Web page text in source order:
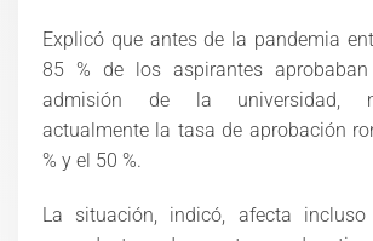
Explicó que antes de la pandemia
85 % de los aspirantes
admisión de la universidad,
actualmente la tasa de aprobación
% y el 50 %.
La situación, indicó, afecta